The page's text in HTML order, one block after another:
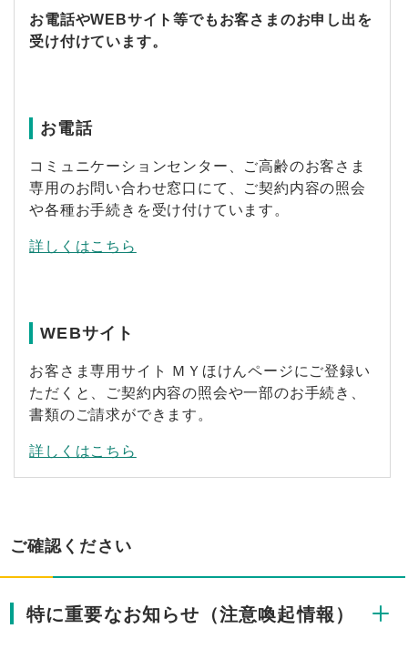
お電話やWEBサイト等でもお客さまのお申し出を
受け付けています。
お電話
コミュニケーションセンター、ご高齢のお客さま
専用のお問い合わせ窓口にて、ご契約内容の照会
や各種お手続きを受け付けています。
詳しくはこちら
WEBサイト
お客さま専用サイト ＭＹほけんページにご登録い
ただくと、ご契約内容の照会や一部のお手続き、
書類のご請求ができます。
詳しくはこちら
ご確認ください
特に重要なお知らせ（注意喚起情報）